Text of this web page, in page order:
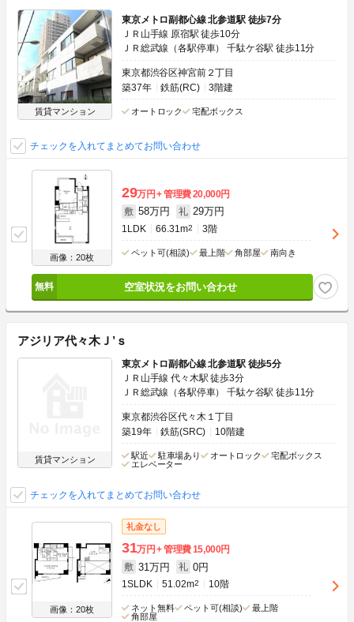
賃貸マンション
東京メトロ副都心線 北参道駅 徒歩7分
ＪＲ山手線 原宿駅 徒歩10分
ＪＲ総武線（各駅停車） 千駄ケ谷駅 徒歩11分
東京都渋谷区神宮前２丁目
築37年
鉄筋(RC) 3階建
オートロック 宅配ボックス
チェックを入れてまとめてお問い合わせ
画像：20枚
29万円 管理費20,000円
敷 58万円 礼 29万円
1LDK 66.31m2 3階
ペット可(相談) 最上階 角部屋 南向き
空室状況をお問い合わせ
アジリア代々木Ｊ’ｓ
賃貸マンション
東京メトロ副都心線 北参道駅 徒歩5分
ＪＲ山手線 代々木駅 徒歩3分
ＪＲ総武線（各駅停車） 千駄ケ谷駅 徒歩11分
東京都渋谷区代々木１丁目
築19年
鉄筋(SRC) 10階建
駅近 駐車場あり オートロック
宅配ボックス
エレベーター
チェックを入れてまとめてお問い合わせ
画像：20枚
礼金なし
31万円 管理費15,000円
敷 31万円 礼 0円
1SLDK 51.02m2 10階
ネット無料 ペット可(相談)
最上階
角部屋